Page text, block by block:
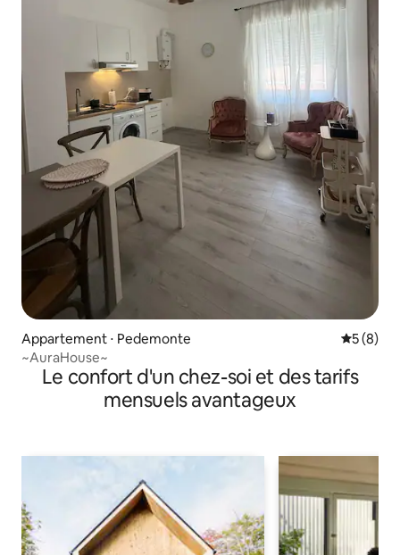
Appartement ⋅ Pedemonte
5 (8)
~AuraHouse~
Le confort d'un chez-soi et des tarifs
mensuels avantageux